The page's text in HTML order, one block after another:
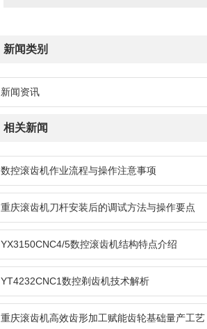
新闻类别
新闻资讯
相关新闻
数控滚齿机作业流程与操作注意事项
重庆滚齿机刀杆安装后的调试方法与操作要点
YX3150CNC4/5数控滚齿机结构特点介绍
YT4232CNC1数控剃齿机技术解析
重庆滚齿机高效齿形加工赋能齿轮基础量产工艺